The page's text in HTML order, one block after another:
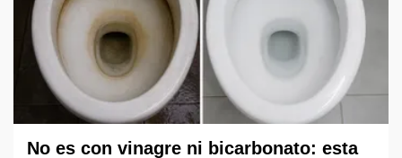
No es con vinagre ni bicarbonato: esta